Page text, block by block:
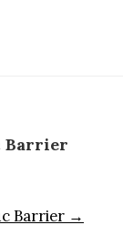
Barrier
Barrier →